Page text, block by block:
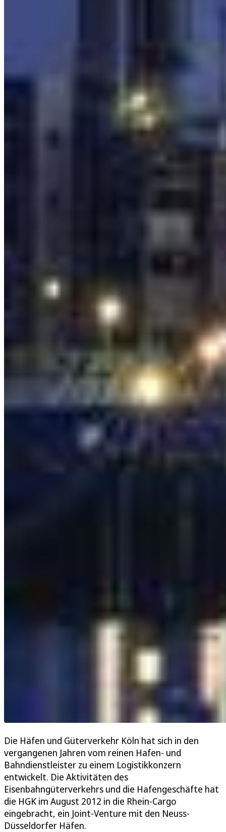
Die Häfen und Güterverkehr Köln hat sich in den
vergangenen Jahren vom reinen Hafen- und
Bahndienstleister zu einem Logistikkonzern
entwickelt. Die Aktivitäten des
Eisenbahngüterverkehrs und die Hafengeschäfte hat
die HGK im August 2012 in die Rhein-Cargo
eingebracht, ein Joint-Venture mit den Neuss-
Düsseldorfer Häfen.